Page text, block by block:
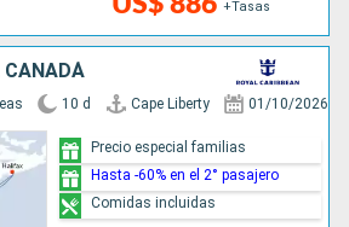
+Tasas
CANADÁ
10 d Cape Liberty 01/10/2026
Precio especial familias
Hasta -60% en el 2° pasajero
Comidas incluidas